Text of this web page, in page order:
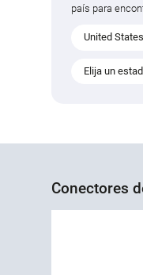
país para
United States
Elija un
Conectores